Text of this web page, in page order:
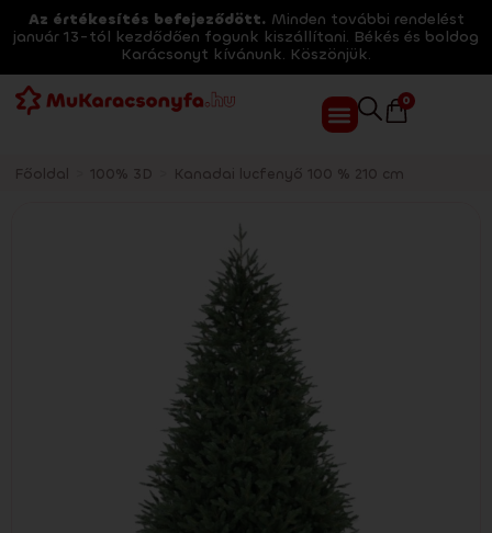
Az értékesítés befejeződött. Minden további rendelést
január 13-tól kezdődően fogunk kiszállítani. Békés és boldog
Karácsonyt kívánunk. Köszönjük.
0
Főoldal 100% 3D Kanadai lucfenyő 100 % 210 cm